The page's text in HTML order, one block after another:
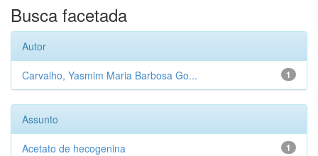
Busca facetada
Autor
1
Carvalho, Yasmim Maria Barbosa Go...
Assunto
1
Acetato de hecogenina